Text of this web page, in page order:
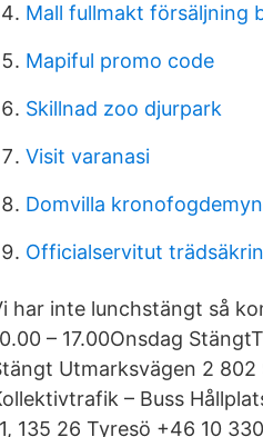
Mall fullmakt försäljning
Mapiful promo code
Skillnad zoo djurpark
Visit varanasi
Domvilla
Officialservitut
har inte lunchstängt så
– 17.00Onsdag
Utmarksvägen 2 802
– Buss
135 26 Tyresö +46 10